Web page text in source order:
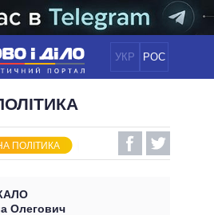
УКР РОС
НОВИНИ
ПОЛІТИКА
ЕКОНОМІКА
СВІТ
ОБIЦЯНКИ
ПОЛІТИКА
Олегович